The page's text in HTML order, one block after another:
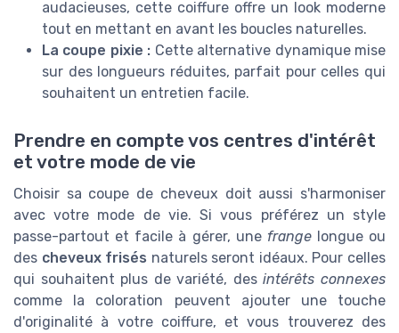
audacieuses, cette coiffure offre un look moderne
tout en mettant en avant les boucles naturelles.
La coupe pixie : Cette alternative dynamique mise
sur des longueurs réduites, parfait pour celles qui
souhaitent un entretien facile.
Prendre en compte vos centres d'intérêt
et votre mode de vie
Choisir sa coupe de cheveux doit aussi s'harmoniser
avec votre mode de vie. Si vous préférez un style
passe-partout et facile à gérer, une frangelongue ou
des cheveux frisés naturels seront idéaux. Pour celles
qui souhaitent plus de variété, desintérêts connexes
comme la coloration peuvent ajouter une touche
d'originalité à votre coiffure, et vous trouverez des